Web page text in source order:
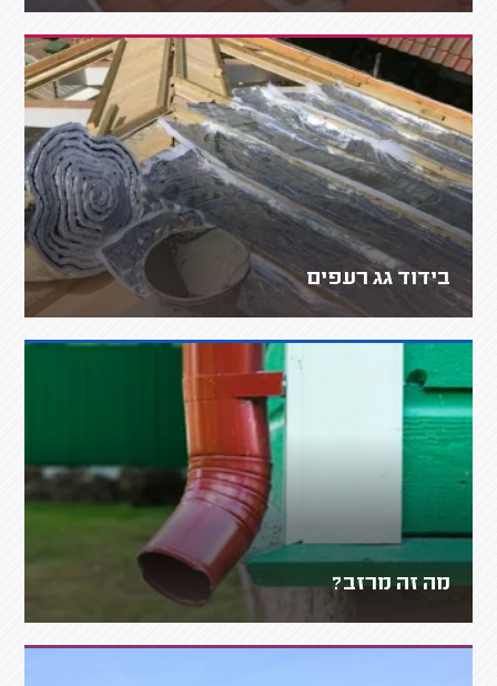
בידוד גג רעפים
מה זה מרזב?